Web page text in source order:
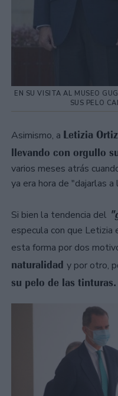
EN SU VISITA AL MUSEO
SUS PELO
Asimismo, a Letizia Ortiz
llevando con orgullo
varios meses atrás
ya era hora de "dajarlas a
Si bien la tendencia del
especula con que
esta forma por dos
naturalidad y por otro,
su pelo de las tinturas.